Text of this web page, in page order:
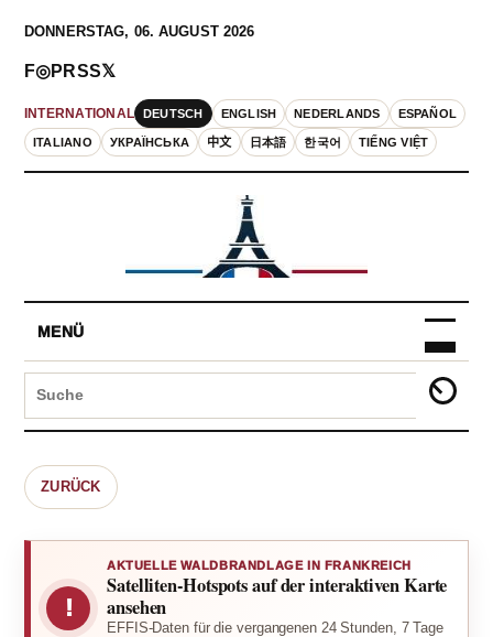
DONNERSTAG, 06. AUGUST 2026
INTERNATIONAL DEUTSCH ENGLISH NEDERLANDS ESPAÑOL
ITALIANO УКРАЇНСЬКА 中文 日本語 한국어 TIẾNG VIỆT
F◎PRSS𝕏
MENÜ
ZURÜCK
!
AKTUELLE WALDBRANDLAGE IN FRANKREICH
Satelliten-Hotspots auf der interaktiven Karte
ansehen
EFFIS-Daten für die vergangenen 24 Stunden, 7 Tage